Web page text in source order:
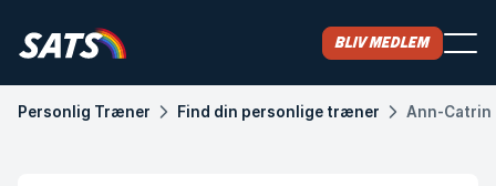
Bliv medlem
Personlig Træner Find din personlige træner Ann-Catrin